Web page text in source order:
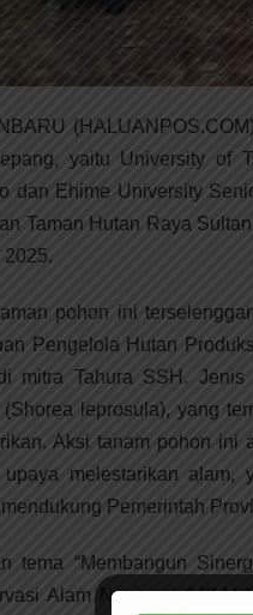
yaitu University of
dan Ehime University
Taman Hutan Raya
pohon ini
Pengelola Hutan
mitra Tahura SSH.
(Shorea leprosula), yang
Aksi tanam pohon ini
upaya melestarikan alam,
Pemerintah
tema “Membangun
Alam Nasional